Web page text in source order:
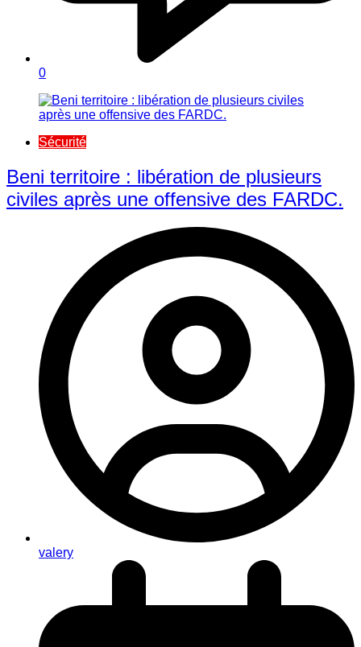
0
Sécurité
Beni territoire : libération de plusieurs
civiles après une offensive des FARDC.
valery